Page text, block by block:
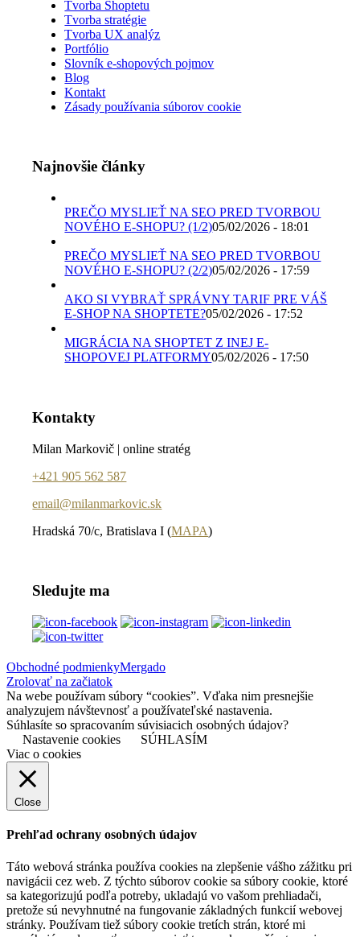
Tvorba Shoptetu
Tvorba stratégie
Tvorba UX analýz
Portfólio
Slovník e-shopových pojmov
Blog
Kontakt
Zásady používania súborov cookie
Najnovšie články
PREČO MYSLIEŤ NA SEO PRED TVORBOU
NOVÉHO E-SHOPU? (1/2)05/02/2026 - 18:01
PREČO MYSLIEŤ NA SEO PRED TVORBOU
NOVÉHO E-SHOPU? (2/2)05/02/2026 - 17:59
AKO SI VYBRAŤ SPRÁVNY TARIF PRE VÁŠ
E-SHOP NA SHOPTETE?05/02/2026 - 17:52
MIGRÁCIA NA SHOPTET Z INEJ E-
SHOPOVEJ PLATFORMY05/02/2026 - 17:50
Kontakty
Milan Markovič | online stratég
+421 905 562 587
email@milanmarkovic.sk
Hradská 70/c, Bratislava I (MAPA)
Sledujte ma
Obchodné podmienkyMergado
Zrolovať na začiatok
Na webe používam súbory “cookies”. Vďaka nim presnejšie
analyzujem návštevnosť a používateľské nastavenia.
Súhlasíte so spracovaním súvisiacich osobných údajov?
Nastavenie cookies
SÚHLASÍM
Viac o cookies
Close
Prehľad ochrany osobných údajov
Táto webová stránka používa cookies na zlepšenie vášho zážitku pri
navigácii cez web. Z týchto súborov cookie sa súbory cookie, ktoré
sa kategorizujú podľa potreby, ukladajú vo vašom prehliadači,
pretože sú nevyhnutné na fungovanie základných funkcií webovej
stránky. Používam tiež súbory cookie tretích strán, ktoré mi